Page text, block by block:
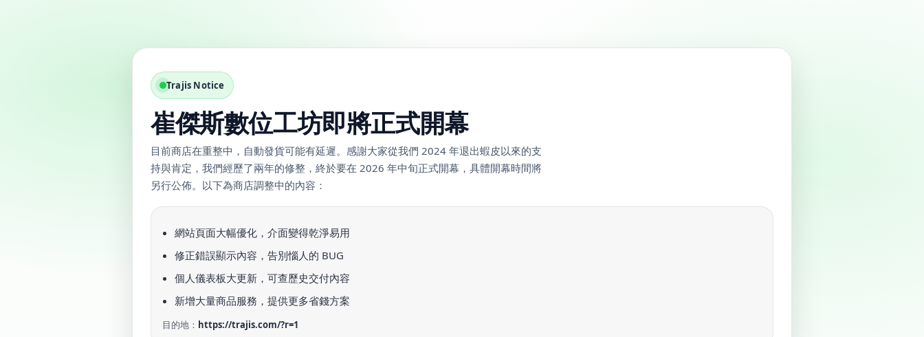
Trajis Notice
崔傑斯數位工坊即將正式開幕
目前商店在重整中，自動發貨可能有延遲。感謝大家從我們 2024 年退出蝦皮以來的支
持與肯定，我們經歷了兩年的修整，終於要在 2026 年中旬正式開幕，具體開幕時間將
另行公佈。以下為商店調整中的內容：
網站頁面大幅優化，介面變得乾淨易用
修正錯誤顯示內容，告別惱人的 BUG
個人儀表板大更新，可查歷史交付內容
新增大量商品服務，提供更多省錢方案
目的地： https://trajis.com/?r=1